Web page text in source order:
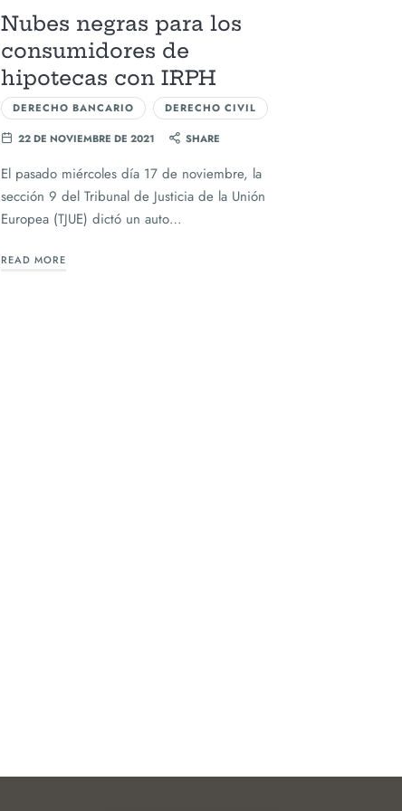
Nubes negras para los
consumidores de
hipotecas con IRPH
DERECHO BANCARIO DERECHO CIVIL
22 DE NOVIEMBRE DE 2021 SHARE
El pasado miércoles día 17 de noviembre, la
sección 9 del Tribunal de Justicia de la Unión
Europea (TJUE) dictó un auto…
READ MORE